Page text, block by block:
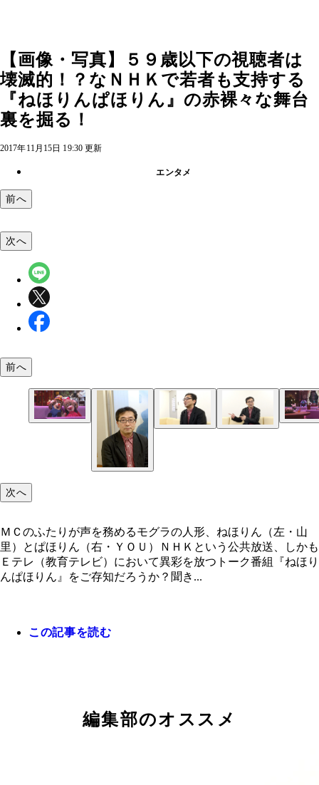
【画像・写真】５９歳以下の視聴者は
壊滅的！？なＮＨＫで若者も支持する
『ねほりんぱほりん』の赤裸々な舞台
裏を掘る！
2017年11月15日 19:30 更新
エンタメ
前へ
ＭＣのふたりが声を務めるモグラの人形、ねほりん
（左・山里）とぱほりん（右・ＹＯＵ）
『ねほりんぱほりん』は、毎回ゲストであるブタ
たちの人形劇形式のトークをメインに番組は展開
ＭＣのふたりが声を務めるモグラの人形、ねほりん
（左・山里）とぱほりん（右・ＹＯＵ）
次へ
前へ
次へ
ＭＣのふたりが声を務めるモグラの人形、ねほりん（左・山
里）とぱほりん（右・ＹＯＵ）ＮＨＫという公共放送、しかも
Ｅテレ（教育テレビ）において異彩を放つトーク番組『ねほり
んぱほりん』をご存知だろうか？聞き...
この記事を読む
編集部のオススメ